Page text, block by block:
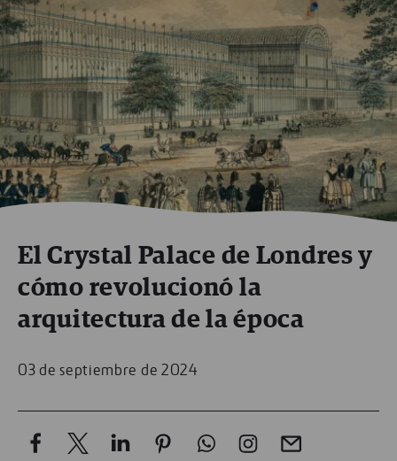
El Crystal Palace de Londres y
cómo revolucionó la
arquitectura de la época
03 de septiembre de 2024